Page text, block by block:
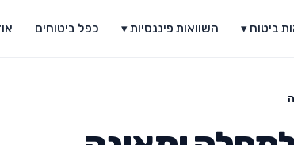
ביטוח ▾ השוואות פיננסיות ▾ כפל ביטוחים